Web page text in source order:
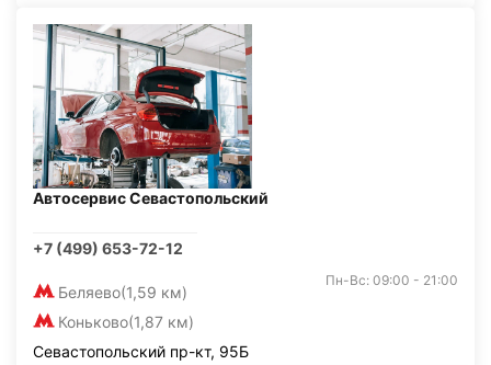
Автосервис Севастопольский
+7 (499) 653-72-12
Беляево(1,59 км)
Коньково(1,87 км)
Пн-Вс: 09:00 - 21:00
Севастопольский пр-кт, 95Б